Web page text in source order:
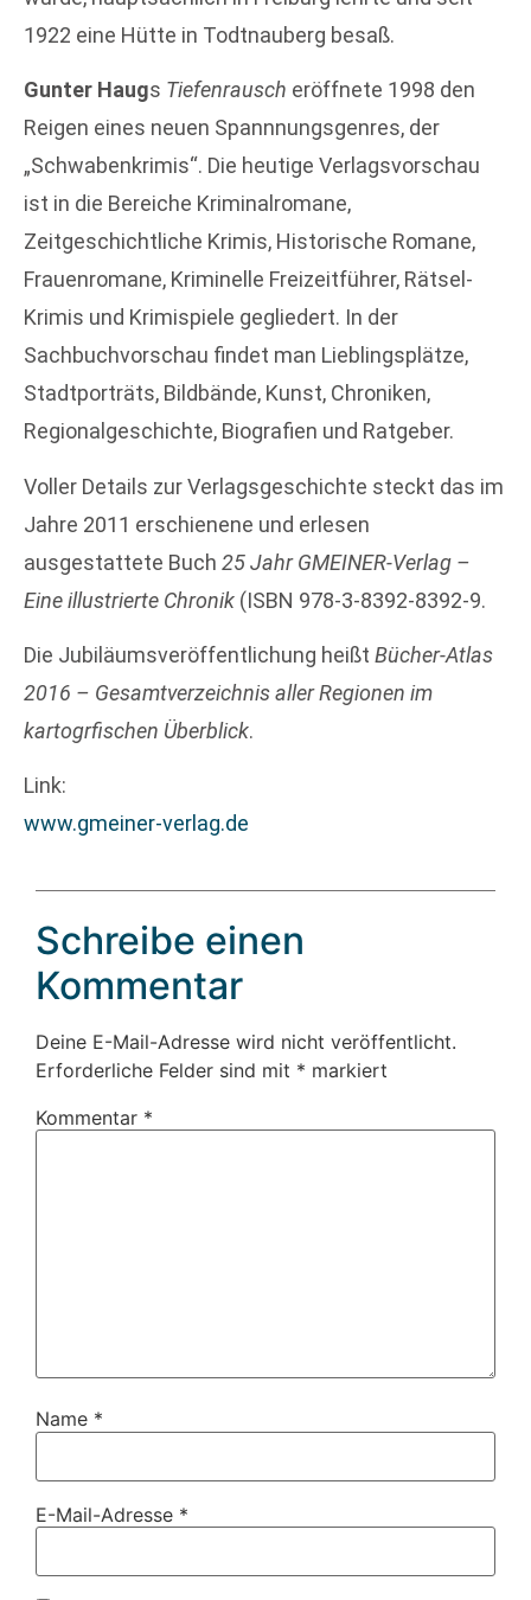
1922 eine Hütte in Todtnauberg besaß.
Gunter Haugs Tiefenrausch eröffnete 1998 den
Reigen eines neuen Spannnungsgenres, der
„Schwabenkrimis“. Die heutige Verlagsvorschau
ist in die Bereiche Kriminalromane,
Zeitgeschichtliche Krimis, Historische Romane,
Frauenromane, Kriminelle Freizeitführer, Rätsel-
Krimis und Krimispiele gegliedert. In der
Sachbuchvorschau findet man Lieblingsplätze,
Stadtporträts, Bildbände, Kunst, Chroniken,
Regionalgeschichte, Biografien und Ratgeber.
Voller Details zur Verlagsgeschichte steckt das im
Jahre 2011 erschienene und erlesen
ausgestattete Buch 25 Jahr GMEINER-Verlag –
Eine illustrierte Chronik (ISBN 978-3-8392-8392-9.
Die Jubiläumsveröffentlichung heißt Bücher-Atlas
2016 – Gesamtverzeichnis aller Regionen im
kartogrfischen Überblick.
Link:
www.gmeiner-verlag.de
Schreibe einen
Kommentar
Deine E-Mail-Adresse wird nicht veröffentlicht.
Erforderliche Felder sind mit * markiert
Kommentar *
Name *
E-Mail-Adresse *